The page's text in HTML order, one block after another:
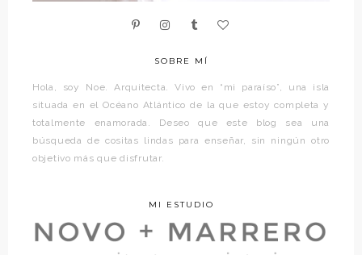
SOBRE MÍ
Hola, soy Noe. Arquitecta. Vivo en “mi paraíso”, una isla
situada en el Océano Atlántico de la que estoy completa y
totalmente enamorada. Deseo que este blog sea una
búsqueda de cositas lindas para enseñar, sin ningún otro
objetivo más que disfrutar.
MI ESTUDIO